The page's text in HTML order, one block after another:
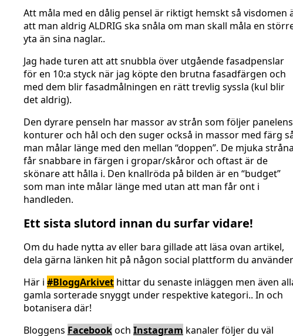
Att måla med en dålig pensel är riktigt hemskt så visdomen
att man aldrig ALDRIG ska snåla om man skall måla en
yta än sina naglar..
Jag hade turen att att snubbla över utgående fasadpenslar
för en 10:a styck när jag köpte den brutna fasadfärgen och
med dem blir fasadmålningen en rätt trevlig syssla (kul blir
det aldrig).
Den dyrare penseln har massor av strån som följer panelens
konturer och hål och den suger också in massor med färg
man målar länge med den mellan “doppen”. De mjuka
får snabbare in färgen i gropar/skåror och oftast är de
skönare att hålla i. Den knallröda på bilden är en “budget”
som man inte målar länge med utan att man får ont i
handleden.
Ett sista slutord innan du surfar vidare!
Om du hade nytta av eller bara gillade att läsa ovan artikel,
dela gärna länken hit på någon social plattform du
Här i #BloggArkivet hittar du senaste inläggen men även
gamla sorterade snyggt under respektive kategori.. In och
botanisera där!
Bloggens Facebookoch Instagram kanaler följer du väl